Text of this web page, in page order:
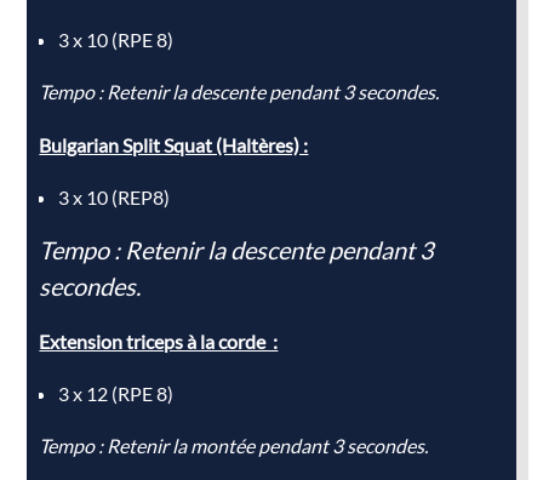
3 x 10 (RPE 8)
Tempo : Retenir la descente pendant 3 secondes.
Bulgarian Split Squat (Haltères) :
3 x 10 (REP8)
Tempo : Retenir la descente pendant 3
secondes.
Extension triceps à la corde :
3 x 12 (RPE 8)
Tempo : Retenir la montée pendant 3 secondes.